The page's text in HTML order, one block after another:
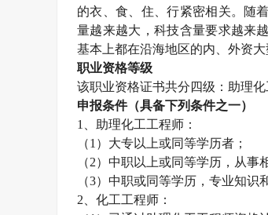
的衣、食、住、行紧密相关。随
量越来越大，科技含量要求越来
基本上都在沿海地区的内、外资大
职业资格等级
该职业资格证书共分四级：助理
申报条件（具备下列条件之一）
1
、助理化工工程师：
（1 ）大专以上或同等学历者；
（2）中职以上或同等学历，从事
（3）中职或同等学历，专业知识
2 、化工工程师：